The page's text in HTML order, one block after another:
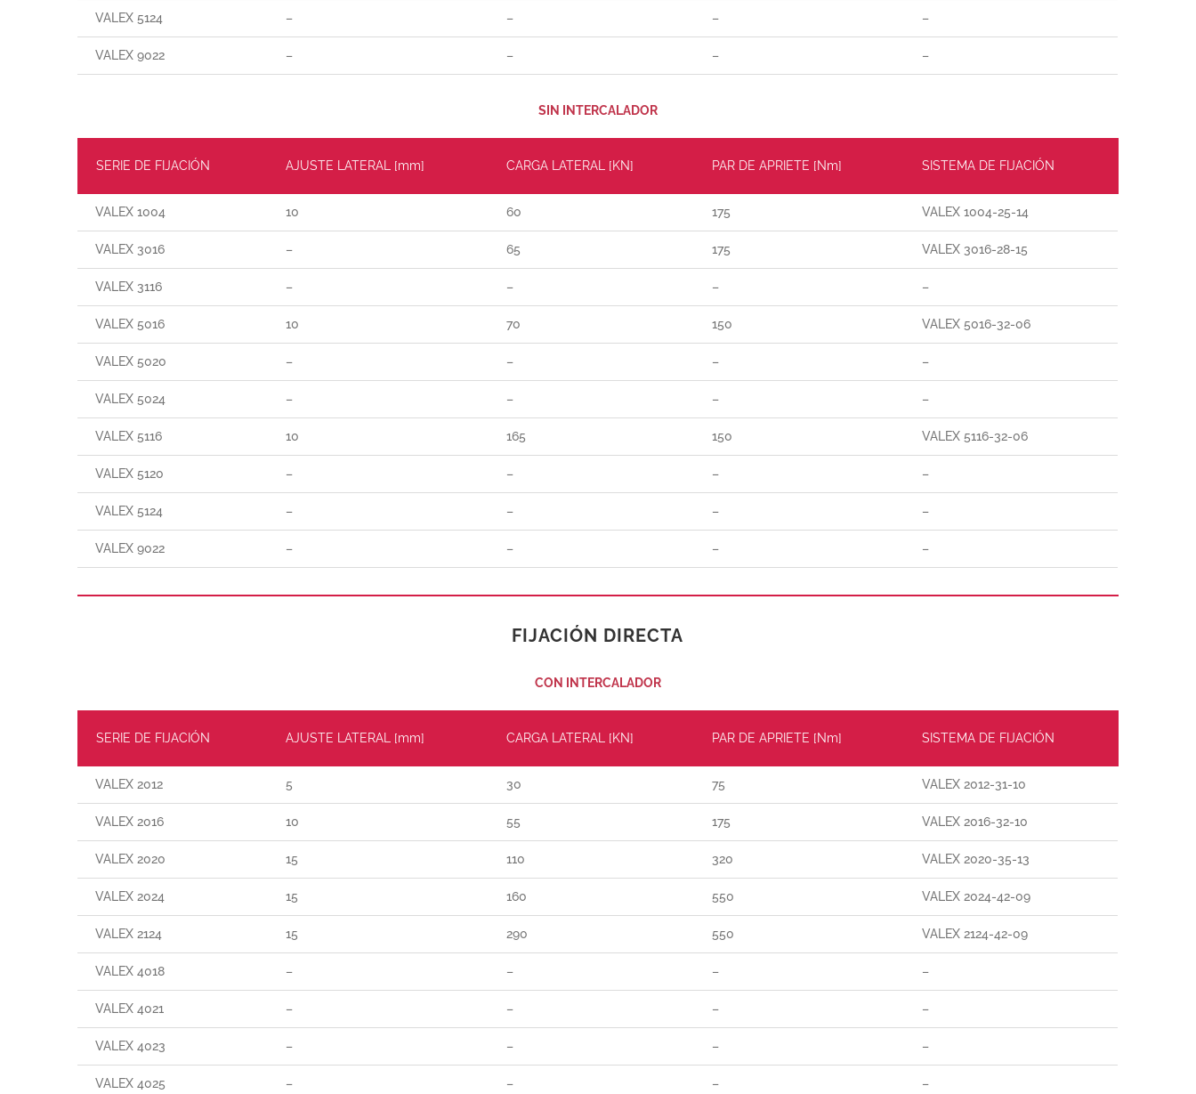
VALEX 5124 – – – –
VALEX 9022 – – – –
SIN INTERCALADOR
SERIE DE FIJACIÓN AJUSTE LATERAL [mm] CARGA LATERAL [KN] PAR DE APRIETE [Nm] SISTEMA DE FIJACIÓN
VALEX 1004 10 60 175 VALEX 1004-25-14
VALEX 3016 – 65 175 VALEX 3016-28-15
VALEX 3116 – – – –
VALEX 5016 10 70 150 VALEX 5016-32-06
VALEX 5020 – – – –
VALEX 5024 – – – –
VALEX 5116 10 165 150 VALEX 5116-32-06
VALEX 5120 – – – –
VALEX 5124 – – – –
VALEX 9022 – – – –
FIJACIÓN DIRECTA
CON INTERCALADOR
SERIE DE FIJACIÓN AJUSTE LATERAL [mm] CARGA LATERAL [KN] PAR DE APRIETE [Nm] SISTEMA DE FIJACIÓN
VALEX 2012 5 30 75 VALEX 2012-31-10
VALEX 2016 10 55 175 VALEX 2016-32-10
VALEX 2020 15 110 320 VALEX 2020-35-13
VALEX 2024 15 160 550 VALEX 2024-42-09
VALEX 2124 15 290 550 VALEX 2124-42-09
VALEX 4018 – – – –
VALEX 4021 – – – –
VALEX 4023 – – – –
VALEX 4025 – – – –